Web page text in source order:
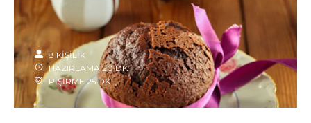
8 KİŞİLİK
HAZIRLAMA 20 DK
PİŞİRME 25 DK